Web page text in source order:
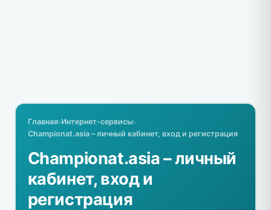
Главная›Интернет-сервисы›
Championat.asia – личный кабинет, вход и регистрация
Championat.asia – личный
кабинет, вход и
регистрация